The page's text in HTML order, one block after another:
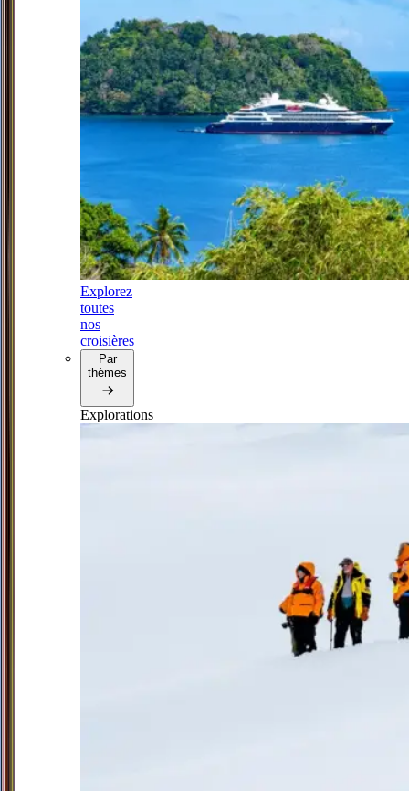
Explorez
toutes
nos
croisières
Par
thèmes
Explorations